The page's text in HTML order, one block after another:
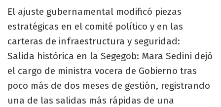
​El ajuste gubernamental modificó piezas
estratégicas en el comité político y en las
carteras de infraestructura y seguridad:
​Salida histórica en la Segegob: Mara Sedini dejó
el cargo de ministra vocera de Gobierno tras
poco más de dos meses de gestión, registrando
una de las salidas más rápidas de una